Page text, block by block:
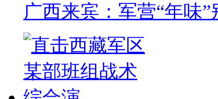
广西来宾：军营“年味”